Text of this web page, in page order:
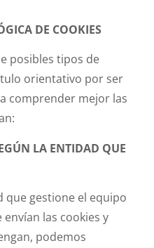
DE COOKIES
posibles tipos de
orientativo por ser
comprender mejor las
LA ENTIDAD QUE
que gestione el equipo
las cookies y
podemos